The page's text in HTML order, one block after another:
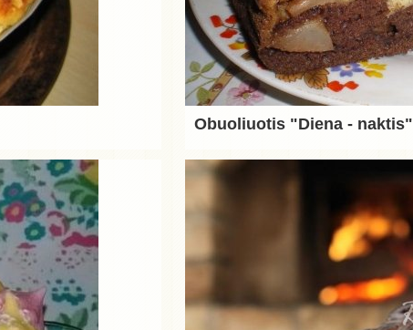
Obuoliuotis "Diena - naktis"